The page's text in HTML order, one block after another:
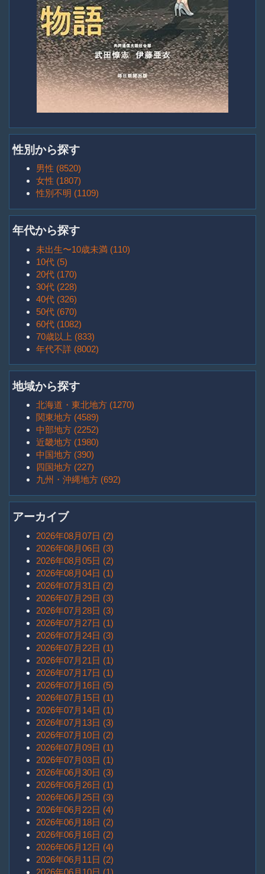
性別から探す
男性 (8520)
女性 (1807)
性別不明 (1109)
年代から探す
未出生〜10歳未満 (110)
10代 (5)
20代 (170)
30代 (228)
40代 (326)
50代 (670)
60代 (1082)
70歳以上 (833)
年代不詳 (8002)
地域から探す
北海道・東北地方 (1270)
関東地方 (4589)
中部地方 (2252)
近畿地方 (1980)
中国地方 (390)
四国地方 (227)
九州・沖縄地方 (692)
アーカイブ
2026年08月07日 (2)
2026年08月06日 (3)
2026年08月05日 (2)
2026年08月04日 (1)
2026年07月31日 (2)
2026年07月29日 (3)
2026年07月28日 (3)
2026年07月27日 (1)
2026年07月24日 (3)
2026年07月22日 (1)
2026年07月21日 (1)
2026年07月17日 (1)
2026年07月16日 (5)
2026年07月15日 (1)
2026年07月14日 (1)
2026年07月13日 (3)
2026年07月10日 (2)
2026年07月09日 (1)
2026年07月03日 (1)
2026年06月30日 (3)
2026年06月26日 (1)
2026年06月25日 (3)
2026年06月22日 (4)
2026年06月18日 (2)
2026年06月16日 (2)
2026年06月12日 (4)
2026年06月11日 (2)
2026年06月10日 (1)